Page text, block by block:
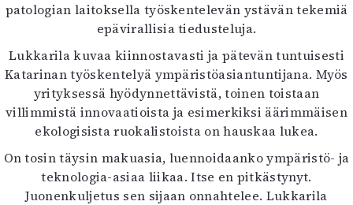
Info
Yhteistyössä
Toimitus
Mediatiedot
Kaltio ry
patologian laitoksella työskentelevän ystävän tekemiä
epävirallisia tiedusteluja.
Lukkarila kuvaa kiinnostavasti ja pätevän tuntuisesti
Katarinan työskentelyä ympäristöasiantuntijana. Myös
yrityksessä hyödynnettävistä, toinen toistaan
villimmistä innovaatioista ja esimerkiksi äärimmäisen
ekologisista ruokalistoista on hauskaa lukea.
On tosin täysin makuasia, luennoidaanko ympäristö- ja
teknologia-asiaa liikaa. Itse en pitkästynyt.
Juonenkuljetus sen sijaan onnahtelee. Lukkarila